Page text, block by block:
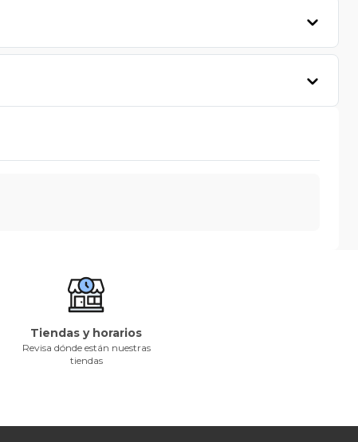
Tiendas y horarios
Revisa dónde están nuestras
tiendas